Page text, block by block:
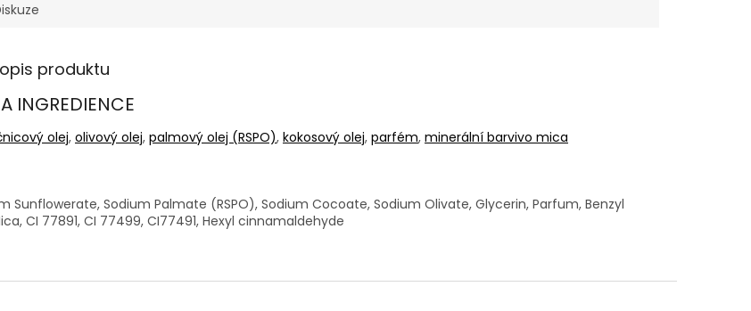
produktu
INGREDIENCE
olej, olivový olej, palmový olej (RSPO), kokosový olej, parfém, minerální barvivo mica
Sunflowerate, Sodium Palmate (RSPO), Sodium Cocoate, Sodium Olivate, Glycerin, Parfum, Benzyl
CI 77891, CI 77499, CI77491, Hexyl cinnamaldehyde